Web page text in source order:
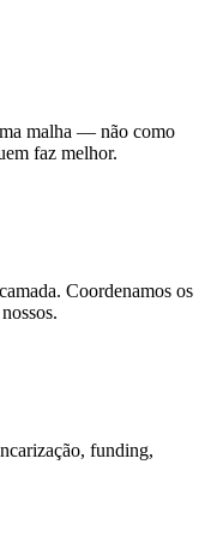
malha — não como
faz melhor.
Coordenamos os
funding,